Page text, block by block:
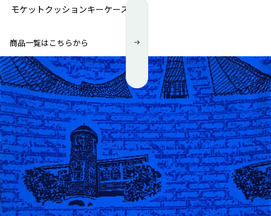
モケットクッションキーケース
商品一覧はこちらから